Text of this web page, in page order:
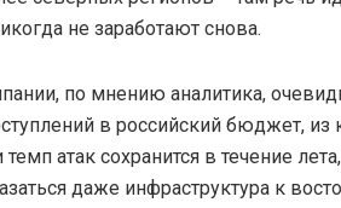
не заработают снова.
по мнению аналитика,
в российский бюджет, из
атак сохранится в течение
даже инфраструктура к